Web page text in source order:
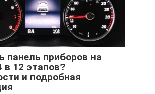
панель приборов на
в 12 этапов?
и подробная